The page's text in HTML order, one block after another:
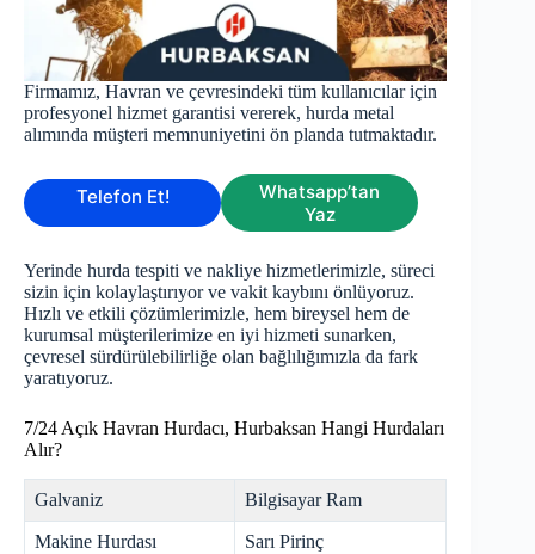
Firmamız, Havran ve çevresindeki tüm kullanıcılar için
profesyonel hizmet garantisi vererek, hurda metal
alımında müşteri memnuniyetini ön planda tutmaktadır.
Telefon Et!
Whatsapp’tan
Yaz
Yerinde hurda tespiti ve nakliye hizmetlerimizle, süreci
sizin için kolaylaştırıyor ve vakit kaybını önlüyoruz.
Hızlı ve etkili çözümlerimizle, hem bireysel hem de
kurumsal müşterilerimize en iyi hizmeti sunarken,
çevresel sürdürülebilirliğe olan bağlılığımızla da fark
yaratıyoruz.
7/24 Açık Havran Hurdacı, Hurbaksan Hangi Hurdaları
Alır?
Galvaniz Bilgisayar Ram
Makine Hurdası Sarı Pirinç